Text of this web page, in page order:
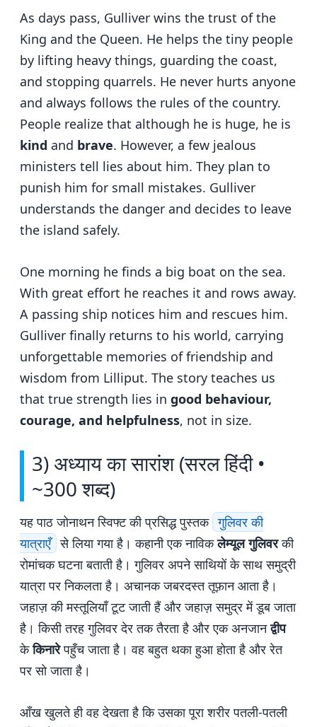
As days pass, Gulliver wins the trust of the
King and the Queen. He helps the tiny people
by lifting heavy things, guarding the coast,
and stopping quarrels. He never hurts anyone
and always follows the rules of the country.
People realize that although he is huge, he is
kind and brave. However, a few jealous
ministers tell lies about him. They plan to
punish him for small mistakes. Gulliver
understands the danger and decides to leave
the island safely.
One morning he finds a big boat on the sea.
With great effort he reaches it and rows away.
A passing ship notices him and rescues him.
Gulliver finally returns to his world, carrying
unforgettable memories of friendship and
wisdom from Lilliput. The story teaches us
that true strength lies in good behaviour,
courage, and helpfulness, not in size.
3) अध्याय का सारांश (सरल हिंदी •
~300 शब्द)
यह पाठ जोनाथन स्विफ्ट की प्रसिद्ध पुस्तक गुलिवर की
यात्राएँ से लिया गया है। कहानी एक नाविकलेम्यूल गुलिवरकी
रोमांचक घटना बताती है। गुलिवर अपने साथियों के साथ समुद्री
यात्रा पर निकलता है। अचानक जबरदस्त तूफ़ान आता है।
जहाज़ की मस्तूलियाँ टूट जाती हैं और जहाज़ समुद्र में डूब जाता
है। किसी तरह गुलिवर देर तक तैरता है और एक अनजानद्वीप
केकिनारेपहुँच जाता है। वह बहुत थका हुआ होता है और रेत
पर सो जाता है।
आँख खुलते ही वह देखता है कि उसका पूरा शरीर पतली-पतली